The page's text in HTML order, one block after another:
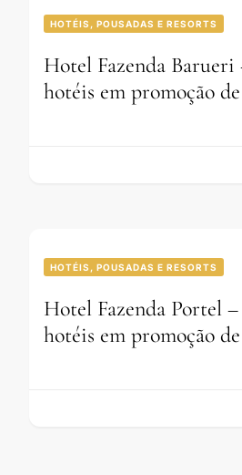
HOTÉIS, POUSADAS E RESORTS
Hotel Fazenda Barueri
hotéis em promoção
HOTÉIS, POUSADAS E RESORTS
Hotel Fazenda Portel
hotéis em promoção